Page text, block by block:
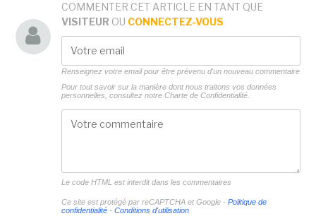
COMMENTER CET ARTICLE EN TANT QUE
VISITEUR OU CONNECTEZ-VOUS
Renseignez votre email pour être prévenu d'un nouveau commentaire
Pour tout savoir sur la manière dont nous traitons vos données
personnelles, consultez notre Charte de Confidentialité.
Le code HTML est interdit dans les commentaires
Ce site est protégé par reCAPTCHA et Google - Politique de
confidentialité- Conditions d'utilisation